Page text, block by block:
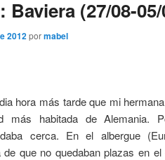
Baviera (27/08-05/
2012pormabel
hora más tarde que mi
más habitada de Alemania.
cerca. En el albergue
de que no quedaban plazas en